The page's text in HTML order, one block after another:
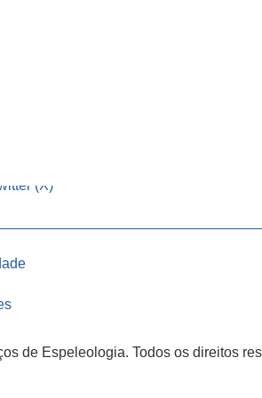
(X)
de Espeleologia. Todos os direitos